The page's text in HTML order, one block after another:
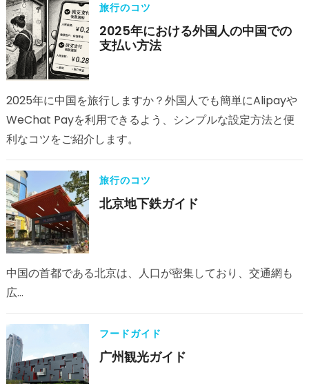
旅行のコツ
2025年における外国人の中国での
支払い方法
2025年に中国を旅行しますか？外国人でも簡単にAlipayや
WeChat Payを利用できるよう、シンプルな設定方法と便
利なコツをご紹介します。
旅行のコツ
北京地下鉄ガイド
中国の首都である北京は、人口が密集しており、交通網も
広…
フードガイド
广州観光ガイド